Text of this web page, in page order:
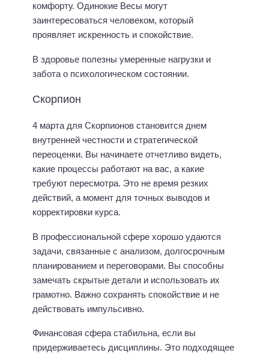
комфорту. Одинокие Весы могут
заинтересоваться человеком, который
проявляет искренность и спокойствие.
В здоровье полезны умеренные нагрузки и
забота о психологическом состоянии.
Скорпион
4 марта для Скорпионов становится днем
внутренней честности и стратегической
переоценки. Вы начинаете отчетливо видеть,
какие процессы работают на вас, а какие
требуют пересмотра. Это не время резких
действий, а момент для точных выводов и
корректировки курса.
В профессиональной сфере хорошо удаются
задачи, связанные с анализом, долгосрочным
планированием и переговорами. Вы способны
замечать скрытые детали и использовать их
грамотно. Важно сохранять спокойствие и не
действовать импульсивно.
Финансовая сфера стабильна, если вы
придерживаетесь дисциплины. Это подходящее